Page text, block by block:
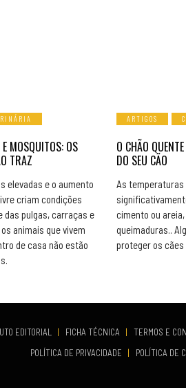
MOSQUITOS: OS
TRAZ
elevadas e o aumento
criam condições
das pulgas, carraças e
animais que vivem
de casa não estão
ARTIGOS
O CHÃO
DO SEU CÃO
As temperaturas
cimento ou
queimaduras..
proteger os cães
EDITORIAL | FICHA TÉCNICA | TERMOS E
POLÍTICA DE PRIVACIDADE
| POLÍTICA DE